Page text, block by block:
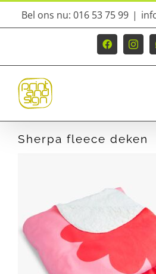
Ga
inhoud
Bel ons nu: 016 53 75 99 |
Facebook
Sherpa fleece deken